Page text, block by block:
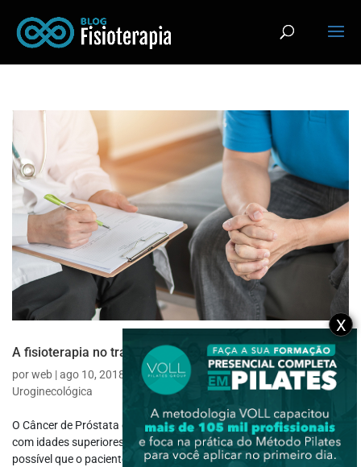
A fisioterapia no tratamento do câncer de próstata
porweb |ago 10, 2018 Fisioterapia Específica,Fisioterapia
Uroginecológica
O Câncer de Próstata é o tipo de câncer mais comum entre homens
com idades superiores à 40 anos. Mesmo após o tratamento, é
possível que o paciente sinta algumas consequências do câncer,
X